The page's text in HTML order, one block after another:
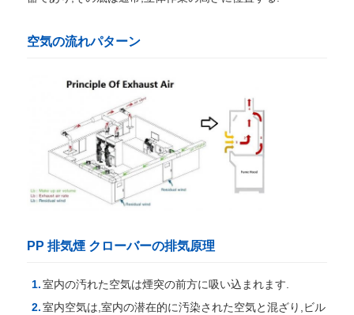
空気の流れパターン
PP 排気煙 クローバーの排気原理
室内の汚れた空気は煙突の前方に吸い込まれます.
室内空気は,室内の潜在的に汚染された空気と混ざり,ビル